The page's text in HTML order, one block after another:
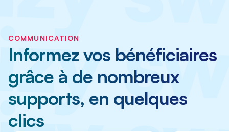
COMMUNICATION
Informez vos bénéficiaires
grâce à de nombreux
supports, en quelques
clics